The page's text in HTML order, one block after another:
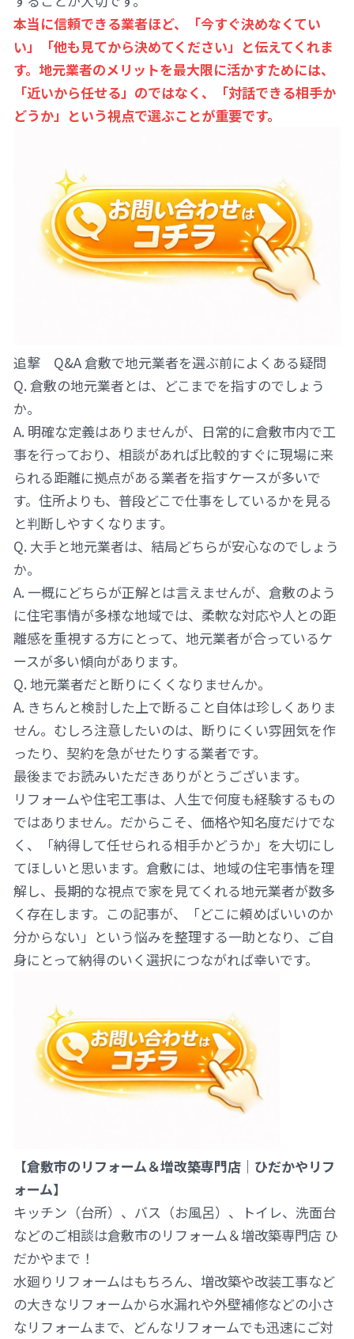
本当に信頼できる業者ほど、「今すぐ決めなくてい
い」「他も見てから決めてください」と伝えてくれま
す。地元業者のメリットを最大限に活かすためには、
「近いから任せる」のではなく、「対話できる相手か
どうか」という視点で選ぶことが重要です。
追撃 Q&A 倉敷で地元業者を選ぶ前によくある疑問
Q. 倉敷の地元業者とは、どこまでを指すのでしょう
か。
A. 明確な定義はありませんが、日常的に倉敷市内で工
事を行っており、相談があれば比較的すぐに現場に来
られる距離に拠点がある業者を指すケースが多いで
す。住所よりも、普段どこで仕事をしているかを見る
と判断しやすくなります。
Q. 大手と地元業者は、結局どちらが安心なのでしょう
か。
A. 一概にどちらが正解とは言えませんが、倉敷のよう
に住宅事情が多様な地域では、柔軟な対応や人との距
離感を重視する方にとって、地元業者が合っているケ
ースが多い傾向があります。
Q. 地元業者だと断りにくくなりませんか。
A. きちんと検討した上で断ること自体は珍しくありま
せん。むしろ注意したいのは、断りにくい雰囲気を作
ったり、契約を急がせたりする業者です。
最後までお読みいただきありがとうございます。
リフォームや住宅工事は、人生で何度も経験するもの
ではありません。だからこそ、価格や知名度だけでな
く、「納得して任せられる相手かどうか」を大切にし
てほしいと思います。倉敷には、地域の住宅事情を理
解し、長期的な視点で家を見てくれる地元業者が数多
く存在します。この記事が、「どこに頼めばいいのか
分からない」という悩みを整理する一助となり、ご自
身にとって納得のいく選択につながれば幸いです。
【倉敷市のリフォーム＆増改築専門店｜ひだかやリフ
ォーム】
キッチン（台所）、バス（お風呂）、トイレ、洗面台
などのご相談は倉敷市のリフォーム＆増改築専門店 ひ
だかやまで！
水廻りリフォームはもちろん、増改築や改装工事など
の大きなリフォームから水漏れや外壁補修などの小さ
なリフォームまで、どんなリフォームでも迅速にご対